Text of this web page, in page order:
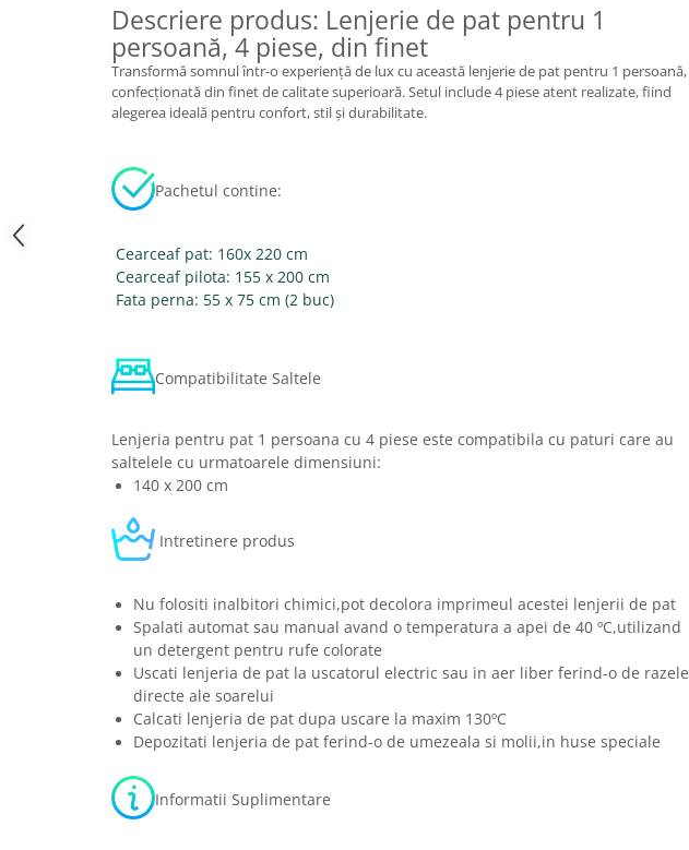
Descriere produs: Lenjerie de pat pentru 1
persoană, 4 piese, din finet
Transformă somnul într-o experiență de lux cu această lenjerie de pat pentru 1 persoană,
confecționată din finet de calitate superioară. Setul include 4 piese atent realizate, fiind
alegerea ideală pentru confort, stil și durabilitate.
Pachetul contine:
Cearceaf pat: 160x 220 cm
Cearceaf pilota: 155 x 200 cm
Fata perna: 55 x 75 cm (2 buc)
Compatibilitate Saltele
Lenjeria pentru pat 1 persoana cu 4 piese este compatibila cu paturi care au
saltelele cu urmatoarele dimensiuni:
140 x 200 cm
Intretinere produs
Nu folositi inalbitori chimici,pot decolora imprimeul acestei lenjerii de pat
Spalati automat sau manual avand o temperatura a apei de 40 ºC,utilizand
un detergent pentru rufe colorate
Uscati lenjeria de pat la uscatorul electric sau in aer liber ferind-o de razele
directe ale soarelui
Calcati lenjeria de pat dupa uscare la maxim 130ºC
Depozitati lenjeria de pat ferind-o de umezeala si molii,in huse speciale
Informatii Suplimentare